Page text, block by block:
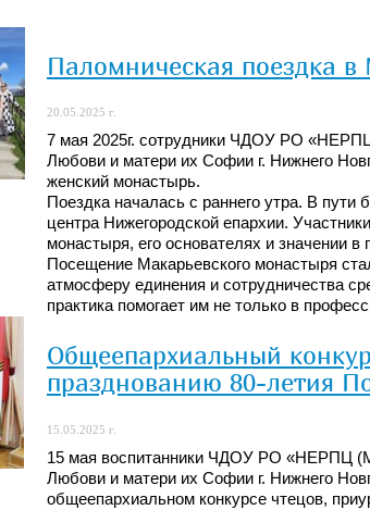
Паломническая поездка
20.05.2025 г.
7 мая 2025г. сотрудники ЧДОУ РО
Любови и матери их Софии г. Нижнего
женский монастырь.
Поездка началась с раннего утра. В пути
центра Нижегородской епархии.
монастыря, его основателях и значении в
Посещение Макарьевского монастыря
атмосферу единения и сотрудничества
практика помогает им не только в
Общеепархиальный
празднованию 80-летия
15.05.2025 г.
15 мая воспитанники ЧДОУ РО «НЕРПЦ
Любови и матери их Софии г. Нижнего
общеепархиальном конкурсе чтецов,